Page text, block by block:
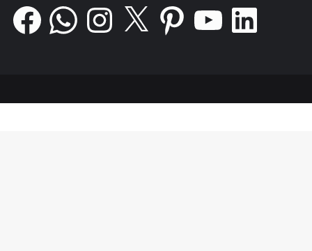
Facebook WhatsAppInstagram Pinterest LinkedIn